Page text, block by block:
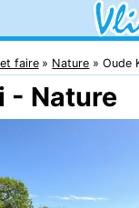
faire Nature Oude
- Nature